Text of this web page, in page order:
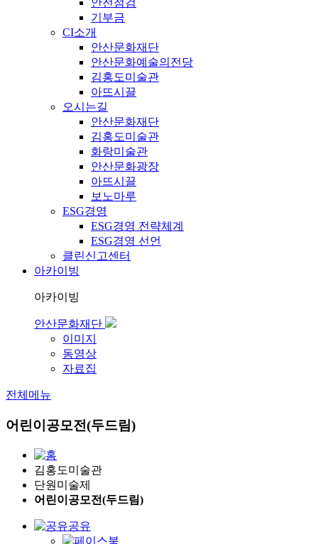
안전점검
기부금
CI소개
안산문화재단
안산문화예술의전당
김홍도미술관
아뜨시끌
오시는길
안산문화재단
김홍도미술관
화랑미술관
안산문화광장
아뜨시끌
보노마루
ESG경영
ESG경영 전략체계
ESG경영 선언
클린신고센터
아카이빙
아카이빙
안산문화재단
이미지
동영상
자료집
전체메뉴
어린이공모전(두드림)
김홍도미술관
단원미술제
어린이공모전(두드림)
공유